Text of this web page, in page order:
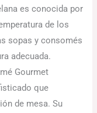
es conocida por
de los
sopas y consomés
adecuada.
Gourmet
que
de mesa. Su